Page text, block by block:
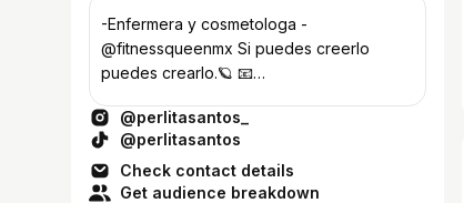
-Enfermera y cosmetologa -
@fitnessqueenmx Si puedes creerlo
puedes crearlo.🪐 📧
@perlitasantos_
@perlitasantos
Check contact details
Get audience breakdown